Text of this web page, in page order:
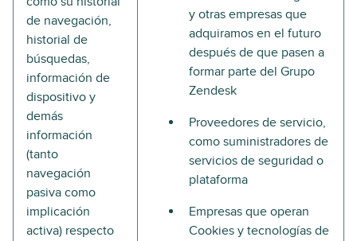
de navegación,
historial de
búsquedas,
información de
dispositivo y
demás
información
(tanto
navegación
pasiva como
implicación
activa) respecto
y otras empresas que
adquiramos en el futuro
después de que pasen a
formar parte del Grupo
Zendesk
Proveedores de servicio,
como suministradores de
servicios de seguridad o
plataforma
Empresas que operan
Cookies y tecnologías de